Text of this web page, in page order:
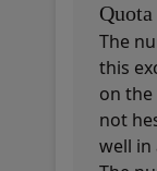
Quota
The
this
on the
not
well in